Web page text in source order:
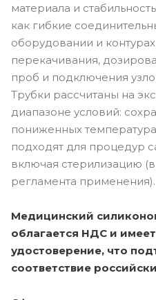
материала и
как гибкие
оборудовании и
перекачивания,
проб и подключения
Трубки рассчитаны на
диапазоне условий:
пониженных
подходят для процедур
включая стерилизацию
регламента применения).
Медицинский
облагается НДС и
удостоверение, что
соответствие